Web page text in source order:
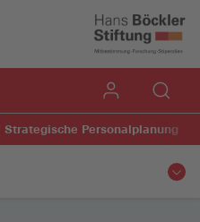
Direkt zum Inhaltsbereich
Direkt zum Fußbereich
Strategische Personalplanung